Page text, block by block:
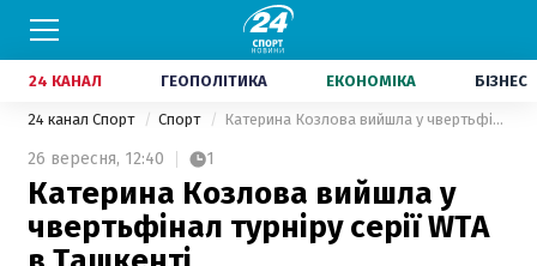
24 КАНАЛ ГЕОПОЛІТИКА ЕКОНОМІКА БІЗНЕС
24 канал Спорт Спорт Катерина Козлова вийшла у чвертьфінал турніру серії WTA в Ташкенті
26 вересня, 12:40 1
Катерина Козлова вийшла у
чвертьфінал турніру серії WTA